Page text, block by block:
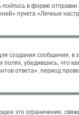
в форме
пункта «Личные
создания сообщения, в
убедившись, что
ответа», период
это ограничение,